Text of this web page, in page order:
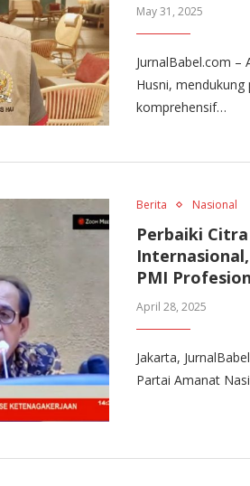
May 31, 2025
JurnalBabel.com –
Husni, mendukung
komprehensif…
Berita Nasional
Perbaiki
PMI
April 28, 2025
Jakarta,
Partai Amanat